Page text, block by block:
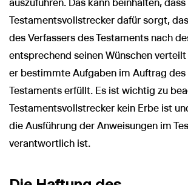
auszuführen. Das kann beinhalten,
Testamentsvollstrecker dafür sorgt,
des Verfassers des Testaments nach
entsprechend seinen Wünschen
er bestimmte Aufgaben im Auftrag des
Testaments erfüllt. Es ist wichtig zu
Testamentsvollstrecker kein Erbe ist
die Ausführung der Anweisungen im
verantwortlich ist.